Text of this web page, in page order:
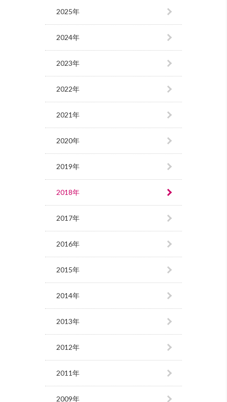
2025年
2024年
2023年
2022年
2021年
2020年
2019年
2018年
2017年
2016年
2015年
2014年
2013年
2012年
2011年
2009年